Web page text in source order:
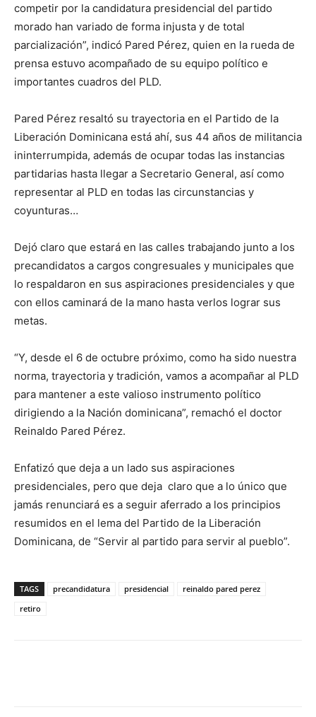
competir por la candidatura presidencial del partido
morado han variado de forma injusta y de total
parcialización”, indicó Pared Pérez, quien en la rueda de
prensa estuvo acompañado de su equipo político e
importantes cuadros del PLD.
Pared Pérez resaltó su trayectoria en el Partido de la
Liberación Dominicana está ahí, sus 44 años de militancia
ininterrumpida, además de ocupar todas las instancias
partidarias hasta llegar a Secretario General, así como
representar al PLD en todas las circunstancias y
coyunturas…
Dejó claro que estará en las calles trabajando junto a los
precandidatos a cargos congresuales y municipales que
lo respaldaron en sus aspiraciones presidenciales y que
con ellos caminará de la mano hasta verlos lograr sus
metas.
“Y, desde el 6 de octubre próximo, como ha sido nuestra
norma, trayectoria y tradición, vamos a acompañar al PLD
para mantener a este valioso instrumento político
dirigiendo a la Nación dominicana”, remachó el doctor
Reinaldo Pared Pérez.
Enfatizó que deja a un lado sus aspiraciones
presidenciales, pero que deja claro que a lo único que
jamás renunciará es a seguir aferrado a los principios
resumidos en el lema del Partido de la Liberación
Dominicana, de “Servir al partido para servir al pueblo”.
TAGS precandidatura presidencial
reinaldo pared perez
retiro